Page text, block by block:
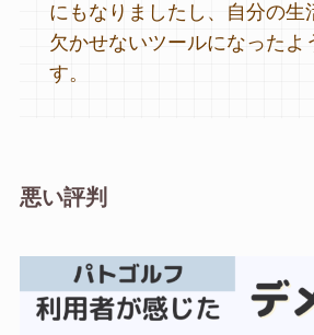
にもなりましたし、自分の生
欠かせないツールになったよ
す。
悪い評判